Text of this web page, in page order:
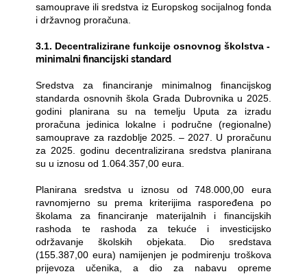
samouprave ili sredstva iz Europskog socijalnog fonda
i državnog proračuna.
3.1. Decentralizirane funkcije osnovnog školstva -
minimalni financijski standard
Sredstva za financiranje minimalnog financijskog
standarda osnovnih škola Grada Dubrovnika u 2025.
godini planirana su na temelju Uputa za izradu
proračuna jedinica lokalne i područne (regionalne)
samouprave za razdoblje 2025. – 2027. U proračunu
za 2025. godinu decentralizirana sredstva planirana
su u iznosu od 1.064.357,00 eura.
Planirana sredstva u iznosu od 748.000,00 eura
ravnomjerno su prema kriterijima raspoređena po
školama za financiranje materijalnih i financijskih
rashoda te rashoda za tekuće i investicijsko
održavanje školskih objekata. Dio sredstava
(155.387,00 eura) namijenjen je podmirenju troškova
prijevoza učenika, a dio za nabavu opreme